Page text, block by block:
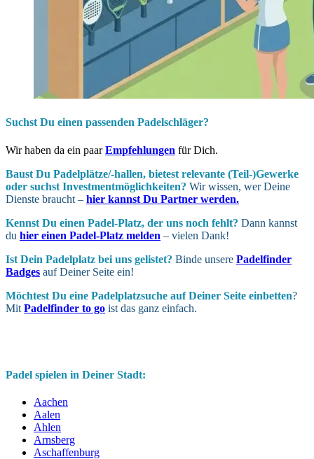
Suchst Du einen passenden Padelschläger?
Wir haben da ein paarEmpfehlungen für Dich.
Baust Du Padel­plätze/-hallen, bietest relevante (Teil-)Gewerke
oder suchst In­vest­ment­möglich­keiten? Wir wissen, wer Deine
Dienste braucht – hier kannst Du Partner werden.
Kennst Du einen Padel-Platz, der uns noch fehlt? Dann kannst
du hier einen Padel-Platz melden – vielen Dank!
Ist Dein Padel­platz bei uns gelistet? Binde unsere Padelfinder
Badges auf Deiner Seite ein!
Möchtest Du eine Padel­platz­suche auf Deiner Seite ein­betten?
Mit Padelfinder to go ist das ganz einfach.
Padel spielen in Deiner Stadt:
Aachen
Aalen
Ahlen
Arnsberg
Aschaffenburg